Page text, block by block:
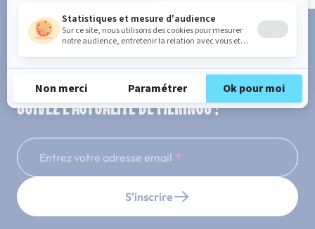
SUIVEZ L'ACTUALITÉ DE MERINOS !
Entrez votre adresse email
S'inscrire